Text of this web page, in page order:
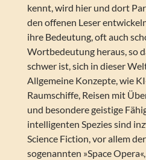
kennt, wird hier und dort
den offenen Leser
ihre Bedeutung, oft auch
Wortbedeutung heraus, so
schwer ist, sich in dieser
Allgemeine Konzepte, wie
Raumschiffe, Reisen mit
und besondere geistige
intelligenten Spezies sind
Science Fiction, vor allem
sogenannten »Space